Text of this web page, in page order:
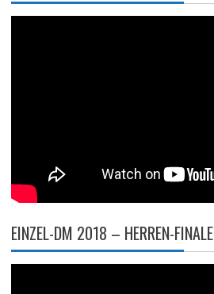
EINZEL-DM 2018 – HERREN-FINALE